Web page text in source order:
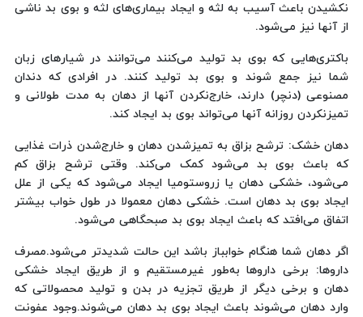
نکشیدن باعث آسیب به لثه و ایجاد بیماری‌های لثه و بوی بد ناشی
از آنها نیز می‌شود.
باکتری‌هایی که بوی بد تولید می‌کنند می‌توانند در شیارهای زبان
شما نیز جمع شوند و بوی بد تولید کنند. در افرادی که دندان
مصنوعی (دنچر) دارند، خارج‌نکردن آنها از دهان به مدت طولانی و
تمیزنکردن روزانه آنها می‌تواند بوی بد ایجاد کند.
دهان خشک: ترشح بزاق به تمیزشدن دهان و خارج‌شدن ذرات غذایی
که باعث بوی بد می‌شود کمک می‌کند. وقتی ترشح بزاق کم
می‌شود، خشکی دهان یا زروستومیا ایجاد می‌شود که یکی از علل
ایجاد بوی بد دهان است. خشکی دهان معمولا در طول خواب بیشتر
اتفاق می‌افتد که باعث ایجاد بوی بد صبحگاهی می‌شود.
اگر دهان شما هنگام خوابباز باشد این حالت شدیدتر می‌شود.مصرف
داروها: برخی داروها به‌طور غیرمستقیم و از طریق ایجاد خشکی
دهان و برخی دیگر از طریق تجزیه در بدن و تولید محصولاتی که
وارد دهان می‌شوند باعث ایجاد بوی بد دهان می‌شوند.وجود عفونت